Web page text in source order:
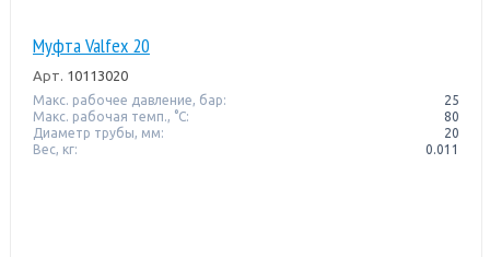
Муфта Valfex 20
Арт. 10113020
Макс. рабочее давление, бар:
25
Макс. рабочая темп., °С:
80
Диаметр трубы, мм:
20
Вес, кг:
0.011